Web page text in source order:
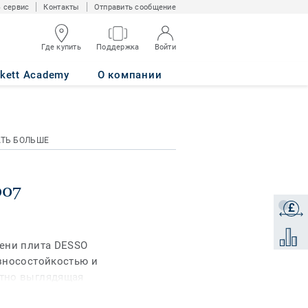
сервис Контакты Отправить сообщение
Где купить Поддержка Войти
Academy О компании
£
БОЛЬШЕ
плита DESSO
и
выглядящая